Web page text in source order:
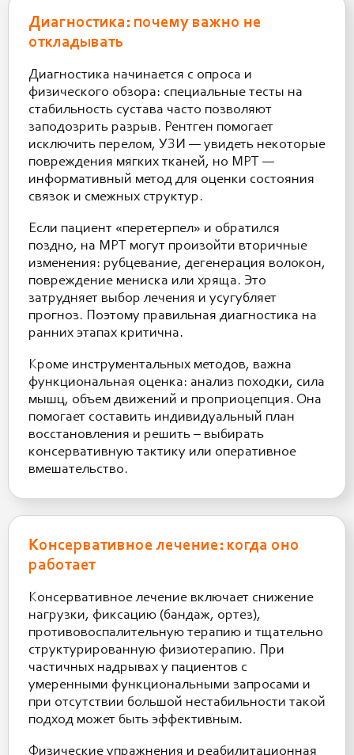
Диагностика: почему важно не
откладывать
Диагностика начинается с опроса и
физического обзора: специальные тесты на
стабильность сустава часто позволяют
заподозрить разрыв. Рентген помогает
исключить перелом, УЗИ — увидеть некоторые
повреждения мягких тканей, но МРТ —
информативный метод для оценки состояния
связок и смежных структур.
Если пациент «перетерпел» и обратился
поздно, на МРТ могут произойти вторичные
изменения: рубцевание, дегенерация волокон,
повреждение мениска или хряща. Это
затрудняет выбор лечения и усугубляет
прогноз. Поэтому правильная диагностика на
ранних этапах критична.
Кроме инструментальных методов, важна
функциональная оценка: анализ походки, сила
мышц, объем движений и проприоцепция. Она
помогает составить индивидуальный план
восстановления и решить – выбирать
консервативную тактику или оперативное
вмешательство.
Консервативное лечение: когда оно
работает
Консервативное лечение включает снижение
нагрузки, фиксацию (бандаж, ортез),
противовоспалительную терапию и тщательно
структурированную физиотерапию. При
частичных надрывах у пациентов с
умеренными функциональными запросами и
при отсутствии большой нестабильности такой
подход может быть эффективным.
Физические упражнения и реабилитационная